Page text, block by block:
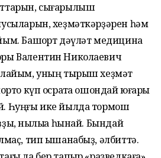
сығарылыш
хеҙмәткәрҙәрен һәм
Башҡорт дәүләт медицина
Валентин Николаевич
уның тырыш хеҙмәт
күп осраҡта ошондай юғары
Һуңғы ике йылда тормош
ныҡлыҡҡа һынай. Бындай
тип ышанабыҙ, әлбиттә.